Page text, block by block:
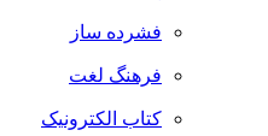
فشرده ساز
فرهنگ لغت
کتاب الکترونیک